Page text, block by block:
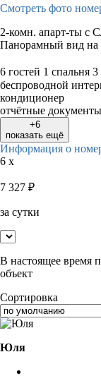
Смотреть фото
2-комн. апарт-ты с
Панорамный вид на
6 гостей 1 спальня 3
беспроводной
кондиционер
отчётные документы
+6
показать ещё
Информация о
6 x
7 327 ₽
за сутки
В настоящее время
объект
Сортировка
Юля